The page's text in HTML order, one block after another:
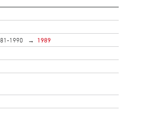
1990
1989